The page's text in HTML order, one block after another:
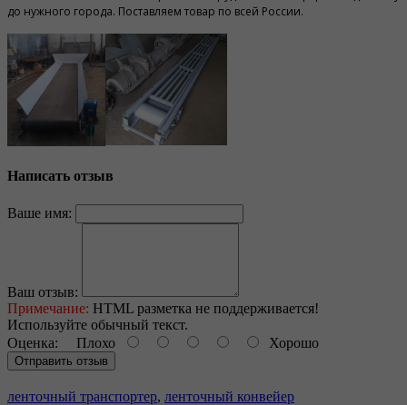
до нужного города. Поставляем товар по всей России.
Написать отзыв
Ваше имя:
Ваш отзыв:
Примечание: HTML разметка не поддерживается!
Используйте обычный текст.
Оценка: Плохо Хорошо
Отправить отзыв
ленточный транспортер, ленточный конвейер